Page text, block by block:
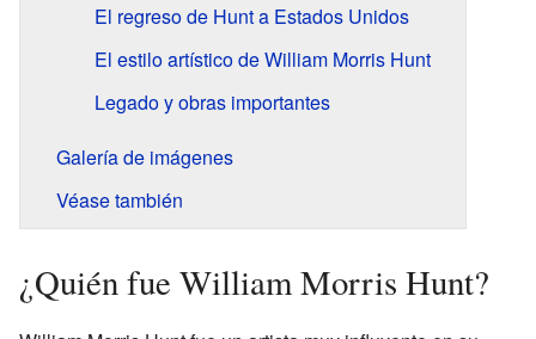
El regreso de Hunt a Estados Unidos
El estilo artístico de William Morris Hunt
Legado y obras importantes
Galería de imágenes
Véase también
¿Quién fue William Morris Hunt?